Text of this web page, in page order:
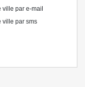
par e-mail
ville par sms